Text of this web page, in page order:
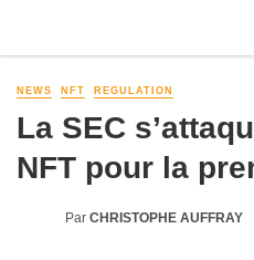
NEWS NFT REGULATION
La SEC
NFT pour la
Par CHRISTOPHE AUFFRAY